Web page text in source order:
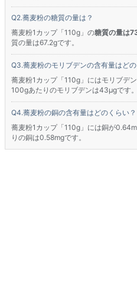
蕎麦粉の糖質の量は？
蕎麦粉1カップ「110g」の糖質の量は
質の量は67.2gです。
蕎麦粉のモリブデンの含有量はどの
蕎麦粉1カップ「110g」にはモリブデ
100gあたりのモリブデンは43μgです。
蕎麦粉の銅の含有量はどのくらい？
蕎麦粉1カップ「110g」には銅が
りの銅は0.58mgです。